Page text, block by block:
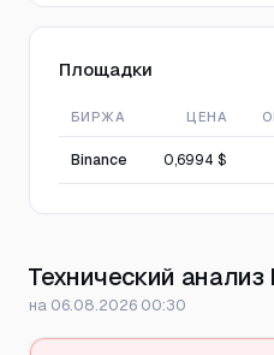
Площадки
БИРЖА ЦЕНА
Binance 0,6994 $
Технический анализ
на 06.08.2026 00:30